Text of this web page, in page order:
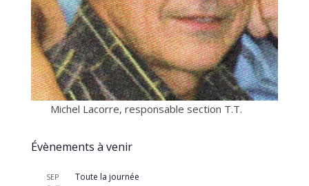
Michel Lacorre, responsable section T.T.
Évènements à venir
SEP Toute la journée